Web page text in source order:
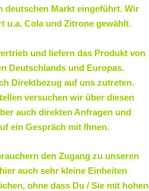
deutschen Markt eingeführt. Wir
u.a. Cola und Zitrone gewählt.
und liefern das Produkt von
Deutschlands und Europas.
Direktbezug auf uns zutreten.
versuchen wir über diesen
auch direkten Anfragen und
ein Gespräch mit Ihnen.
den Zugang zu unseren
auch sehr kleine Einheiten
ohne dass Du / Sie mit hohen